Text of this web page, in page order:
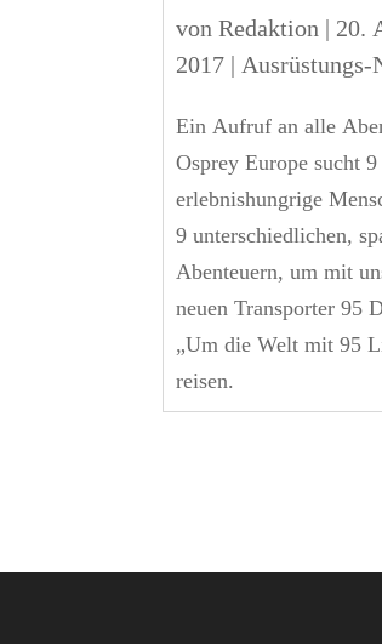
vonRedaktion | 20.
2017 | Ausrüstungs-
Ein Aufruf an alle
Osprey Europe sucht 9
erlebnishungrige
9 unterschiedlichen,
Abenteuern, um mit
neuen Transporter 95
„Um die Welt mit 95
reisen.